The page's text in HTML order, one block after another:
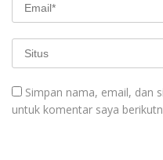
Simpan nama, email, dan
untuk komentar saya